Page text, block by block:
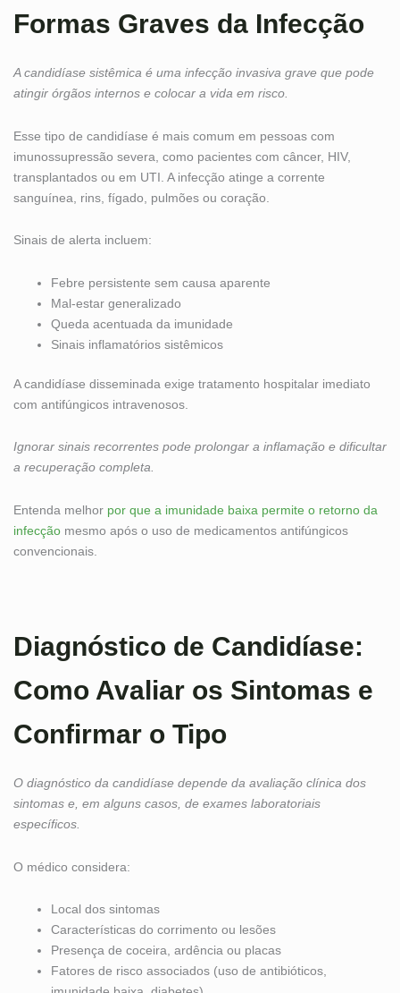
Formas Graves da Infecção
A candidíase sistêmica é uma infecção invasiva grave que pode
atingir órgãos internos e colocar a vida em risco.
Esse tipo de candidíase é mais comum em pessoas com
imunossupressão severa, como pacientes com câncer, HIV,
transplantados ou em UTI. A infecção atinge a corrente
sanguínea, rins, fígado, pulmões ou coração.
Sinais de alerta incluem:
Febre persistente sem causa aparente
Mal-estar generalizado
Queda acentuada da imunidade
Sinais inflamatórios sistêmicos
A candidíase disseminada exige tratamento hospitalar imediato
com antifúngicos intravenosos.
Ignorar sinais recorrentes pode prolongar a inflamação e dificultar
a recuperação completa.
Entenda melhor por que a imunidade baixa permite o retorno da
infecção mesmo após o uso de medicamentos antifúngicos
convencionais.
Diagnóstico de Candidíase:
Como Avaliar os Sintomas e
Confirmar o Tipo
O diagnóstico da candidíase depende da avaliação clínica dos
sintomas e, em alguns casos, de exames laboratoriais
específicos.
O médico considera:
Local dos sintomas
Características do corrimento ou lesões
Presença de coceira, ardência ou placas
Fatores de risco associados (uso de antibióticos,